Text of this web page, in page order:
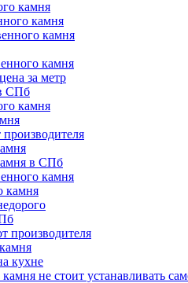
камня
камня
камня
камня
за метр
СПб
камня
в СПб
камня
камня
производителя
кухне
не стоит устанавливать